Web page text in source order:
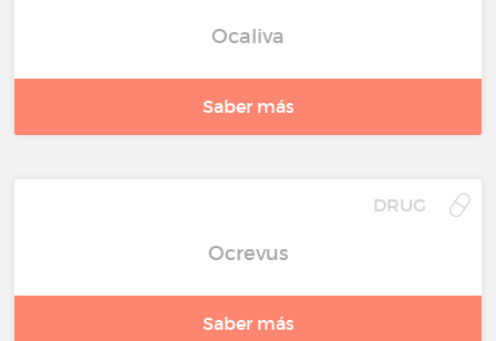
Ocaliva
Saber más
DRUG
Ocrevus
Saber más